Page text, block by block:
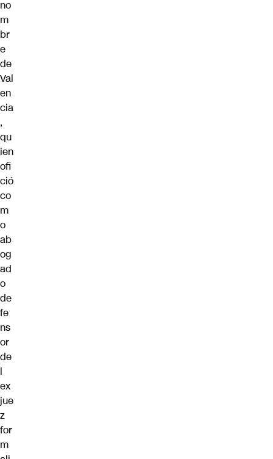
no
m
br
e
de
Val
en
cia
,
qu
ien
ofi
ció
co
m
o
ab
og
ad
o
de
fe
ns
or
de
l
ex
jue
z
for
m